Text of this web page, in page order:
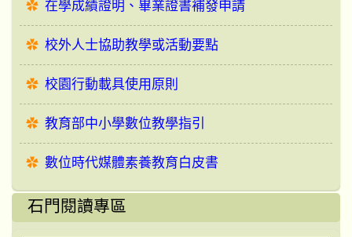
在學成績證明、畢業證書補發申請
校外人士協助教學或活動要點
校園行動載具使用原則
教育部中小學數位教學指引
數位時代媒體素養教育白皮書
石門閱讀專區